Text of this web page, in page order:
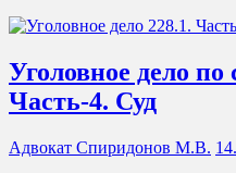
Уголовное дело
Часть-4. Суд
Адвокат Спиридонов М.В.